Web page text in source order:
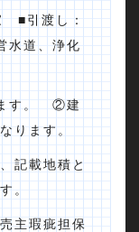
■引渡し：
水道、浄化
す。 ②建
ります。
載地積と
。
瑕疵担保